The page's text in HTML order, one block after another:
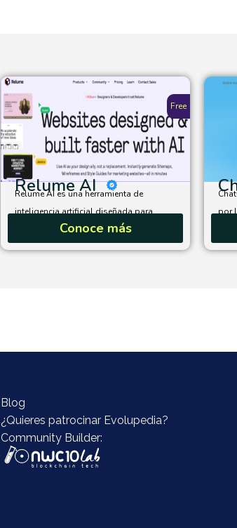
Relume AI
Relume AI es una herramienta de
inteligencia artificial diseñada para...
Conoce más
Free
por
Blog
¿Quieres patrocinar Evolupedia?
Community Builder: